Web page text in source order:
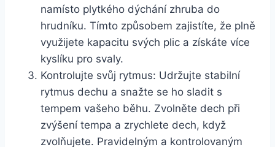
namísto plytkého dýchání zhruba do
hrudníku. Tímto způsobem zajistíte, že plně
využijete kapacitu svých plic a získáte více
kyslíku pro svaly.
Kontrolujte svůj rytmus: Udržujte stabilní
rytmus dechu a snažte se ho sladit s
tempem vašeho běhu. Zvolněte dech při
zvýšení tempa a zrychlete dech, když
zvolňujete. Pravidelným a kontrolovaným